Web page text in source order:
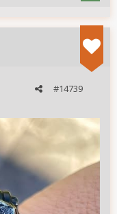
#14739